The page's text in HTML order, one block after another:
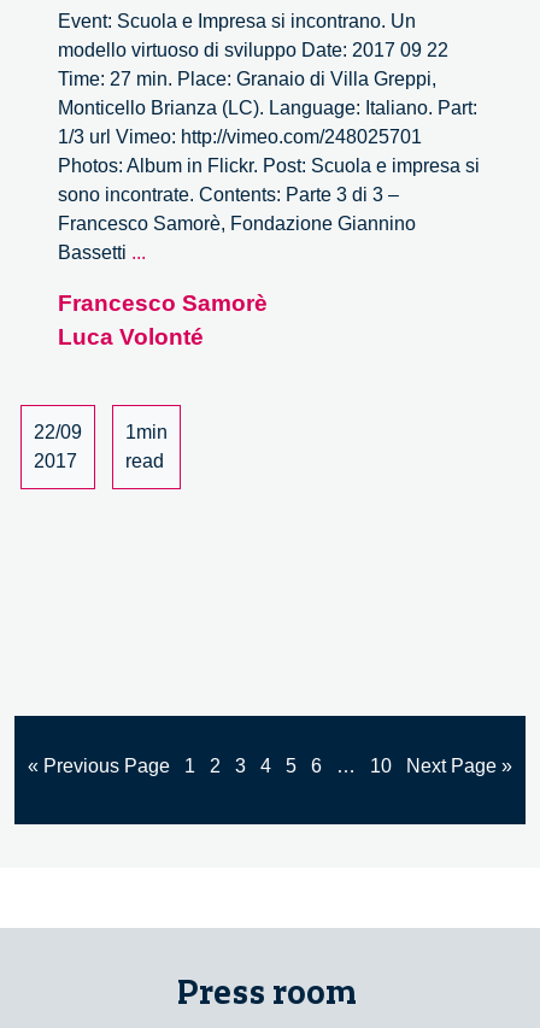
Event: Scuola e Impresa si incontrano. Un
modello virtuoso di sviluppo Date: 2017 09 22
Time: 27 min. Place: Granaio di Villa Greppi,
Monticello Brianza (LC). Language: Italiano. Part:
1/3 url Vimeo: http://vimeo.com/248025701
Photos: Album in Flickr. Post: Scuola e impresa si
sono incontrate. Contents: Parte 3 di 3 –
Francesco Samorè, Fondazione Giannino
Bassetti ...
Impresa
si
3/3
Francesco Samorè
Luca Volonté
22/09
2017
1min
read
« Previous Page 1 2 3 4 5 6 … 10 Next Page »
Press room